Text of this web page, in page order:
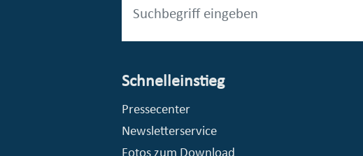
Schnelleinstieg
Pressecenter
Newsletterservice
Fotos zum Download
© Stadt Essen, Presse- und Kommunikationsamt